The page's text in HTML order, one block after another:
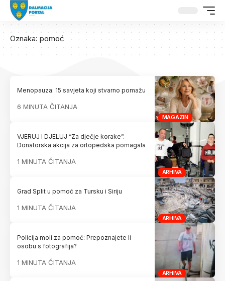
Oznaka: pomoć
MAGAZIN
Menopauza: 15 savjeta koji stvarno pomažu
6 MINUTA ČITANJA
ARHIVA
VJERUJ I DJELUJ “Za dječje korake”:
Donatorska akcija za ortopedska pomagala
1 MINUTA ČITANJA
ARHIVA
Grad Split u pomoć za Tursku i Siriju
1 MINUTA ČITANJA
ARHIVA
Policija moli za pomoć: Prepoznajete li
osobu s fotografija?
1 MINUTA ČITANJA